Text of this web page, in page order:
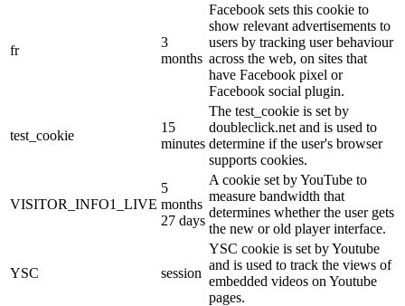
fr
3
months
Facebook sets this cookie to
show relevant advertisements to
users by tracking user behaviour
across the web, on sites that
have Facebook pixel or
Facebook social plugin.
test_cookie
15
minutes
The test_cookie is set by
doubleclick.net and is used to
determine if the user's browser
supports cookies.
VISITOR_INFO1_LIVE
5
months
27 days
A cookie set by YouTube to
measure bandwidth that
determines whether the user gets
the new or old player interface.
YSC session
YSC cookie is set by Youtube
and is used to track the views of
embedded videos on Youtube
pages.